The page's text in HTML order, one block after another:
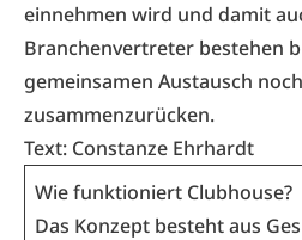
einnehmen wird und damit
Branchenvertreter bestehen
gemeinsamen Austausch
zusammenzurücken.
Text: Constanze Ehrhardt
Wie funktioniert Clubhouse?
Das Konzept besteht aus